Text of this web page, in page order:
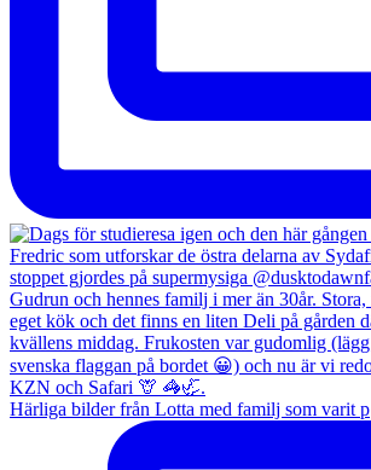
Härliga bilder från Lotta med familj som varit p